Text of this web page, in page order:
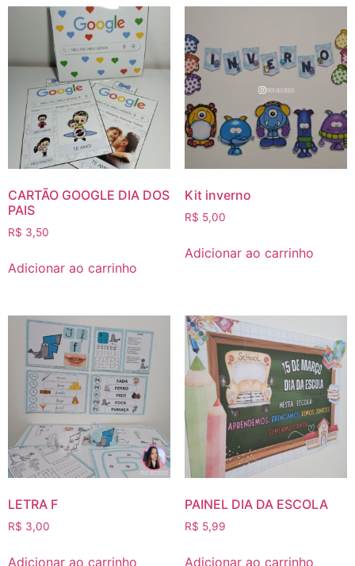
CARTÃO GOOGLE DIA DOS
PAIS
R$ 3,50
Adicionar ao carrinho
Kit inverno
R$ 5,00
Adicionar ao carrinho
LETRA F
R$ 3,00
Adicionar ao carrinho
PAINEL DIA DA ESCOLA
R$ 5,99
Adicionar ao carrinho